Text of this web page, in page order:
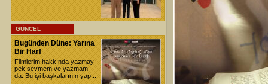
GÜNCEL
Bugünden Düne: Yarına
Bir Harf
Filmlerim hakkında yazmayı
pek sevmem ve yazmam
da. Bu işi başkalarının yap...